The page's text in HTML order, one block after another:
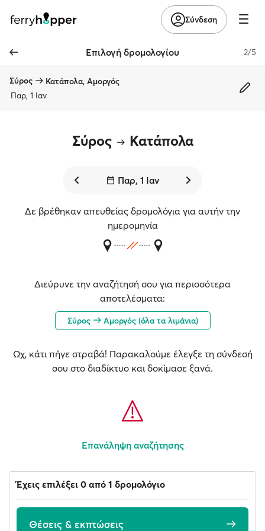
Σύνδεση
Επιλογή δρομολογίου 2/5
Σύρος
Κατάπολα, Αμοργός
Παρ, 1 Ιαν
Σύρος Κατάπολα
Παρ, 1 Ιαν
Δε βρέθηκαν απευθείας δρομολόγια για αυτήν την
ημερομηνία
Διεύρυνε την αναζήτησή σου για περισσότερα
αποτελέσματα:
Σύρος Αμοργός (όλα τα λιμάνια)
Ωχ, κάτι πήγε στραβά! Παρακαλούμε έλεγξε τη σύνδεσή
σου στο διαδίκτυο και δοκίμασε ξανά.
Επανάληψη αναζήτησης
Έχεις επιλέξει 0 από 1 δρομολόγιο
Θέσεις & εκπτώσεις